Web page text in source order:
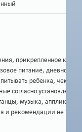
к
питание,
ребенка,
танцы, музыка,
рекомендации не